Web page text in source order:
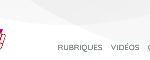
RUBRIQUES VIDÉOS